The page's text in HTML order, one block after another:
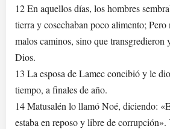
12 En aquellos días, los hombres
tierra y cosechaban poco alimento; Pero
malos caminos, sino que transgredieron
Dios.
13 La esposa de Lamec concibió y le
tiempo, a finales de año.
14 Matusalén lo llamó Noé, diciendo:
estaba en reposo y libre de